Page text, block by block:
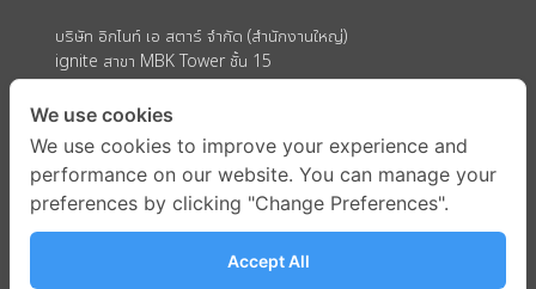
บริษัท อิกไนท์ เอ สตาร์ จำกัด (สำนักงานใหญ่)
ignite สาขา MBK Tower ชั้น 15
ถนนพญาไท แขวงวังใหม่ เขตปทุมวัน กรุงเทพมหานคร 10330
We use cookies
We use cookies to improve your experience and
performance on our website. You can manage your
preferences by clicking "Change Preferences".
Accept All